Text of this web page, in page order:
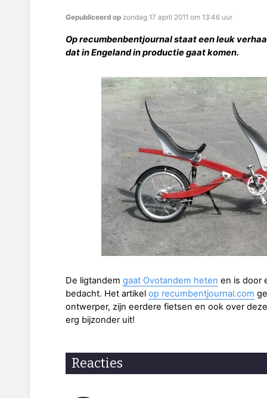
Gepubliceerd op zondag 17 april 2011 om 13:46 uur
Op recumbenbentjournal staat een leuk
dat in Engeland in productie gaat komen.
De ligtandem gaat Ovotandem heten en is door
bedacht. Het artikel op recumbentjournal.com
ontwerper, zijn eerdere fietsen en ook over
erg bijzonder uit!
Reacties